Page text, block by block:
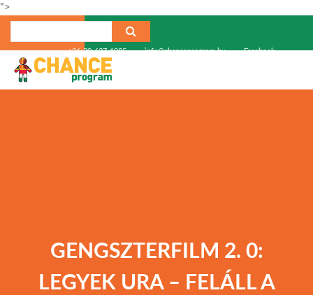
">
+36-30-637-1985 info@chanceprogram.hu Facebook
GENGSZTERFILM 2. 0:
LEGYEK URA – FELÁLL A